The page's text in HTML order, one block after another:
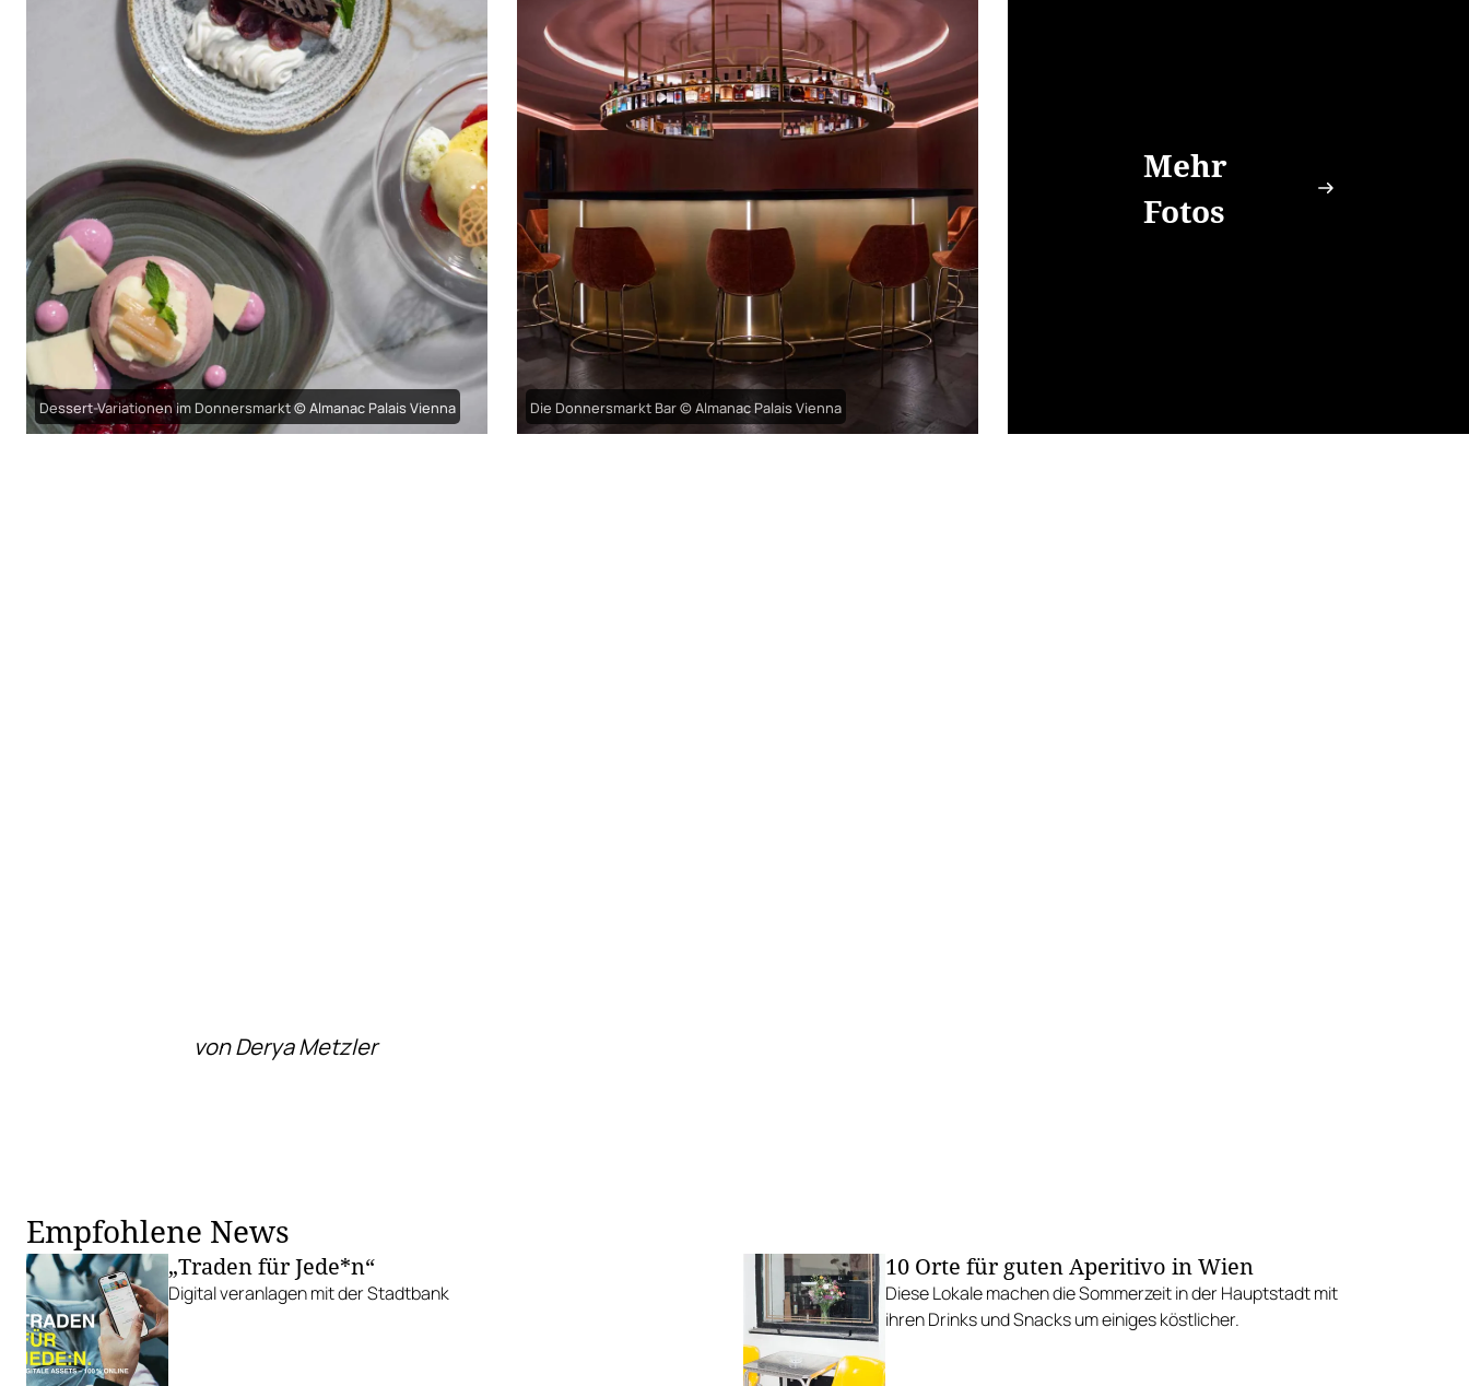
Dessert-Variationen im Donnersmarkt © Almanac Palais Vienna Die Donnersmarkt Bar © Almanac Palais Vienna
Mehr
Fotos
von Derya Metzler
Empfohlene News
„Traden für Jede*n“
Digital veranlagen mit der Stadtbank
10 Orte für guten Aperitivo in Wien
Diese Lokale machen die Sommerzeit in der Hauptstadt mit
ihren Drinks und Snacks um einiges köstlicher.